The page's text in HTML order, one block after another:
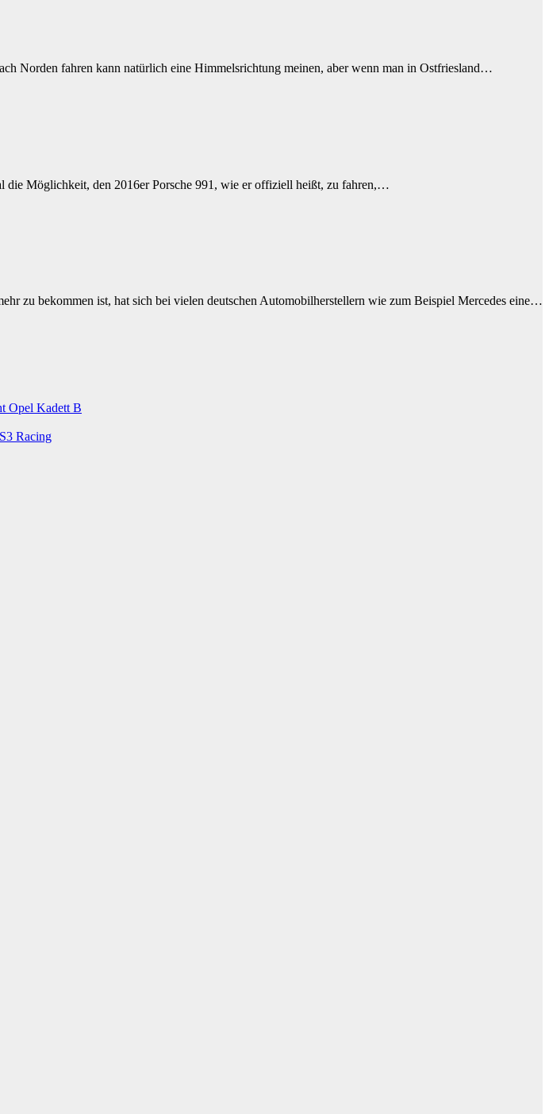
Norden fahren kann natürlich eine Himmelsrichtung meinen, aber wenn man in Ostfriesland…
die Möglichkeit, den 2016er Porsche 991, wie er offiziell heißt, zu fahren,…
zu bekommen ist, hat sich bei vielen deutschen Automobilherstellern wie zum Beispiel Mercedes eine…
Opel Kadett B
Racing